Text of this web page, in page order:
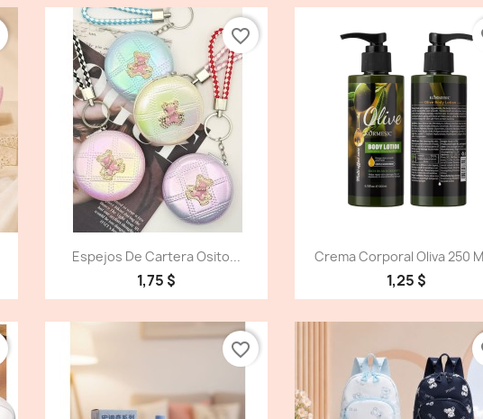
Vista detallada
Espejos De Cartera Osito...
1,75 $
favorite_border
Vista detallada
Crema Corporal Oliva 250
1,25 $
favorite_border